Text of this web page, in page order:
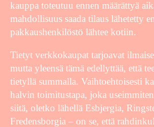
kauppa toteutuu ennen määrättyä
mahdollisuus saada tilaus lähetetty
pakkaushenkilöstö lähtee kotiin.
Tietyt verkkokaupat tarjoavat
mutta yleensä tämä edellyttää, että
tietyllä summalla. Vaihtoehtoisesti
halvin toimitustapa, joka
siitä, oletko lähellä Esbjergia,
Fredensborgia – on se, että